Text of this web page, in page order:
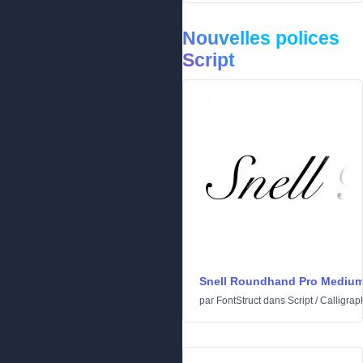
Nouvelles polices
Script
Snell Roundhand Pro
par FontStructdans Script/